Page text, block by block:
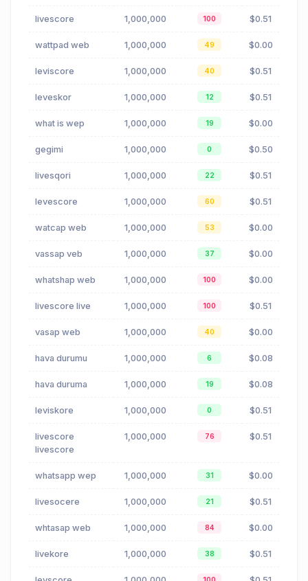
livescore 1,000,000 100 $0.51
wattpad web 1,000,000 49 $0.00
leviscore 1,000,000 40 $0.51
leveskor 1,000,000 12 $0.51
what is wep 1,000,000 19 $0.00
gegimi 1,000,000 0 $0.50
livesqori 1,000,000 22 $0.51
levescore 1,000,000 60 $0.51
watcap web 1,000,000 53 $0.00
vassap veb 1,000,000 37 $0.00
whatshap web 1,000,000 100 $0.00
livescore live 1,000,000 100 $0.51
vasap web 1,000,000 40 $0.00
hava durumu 1,000,000 6 $0.08
hava duruma 1,000,000 19 $0.08
leviskore 1,000,000 0 $0.51
livescore
livescore
1,000,000 76 $0.51
whatsapp wep 1,000,000 31 $0.00
livesocere 1,000,000 21 $0.51
whtasap web 1,000,000 84 $0.00
livekore 1,000,000 38 $0.51